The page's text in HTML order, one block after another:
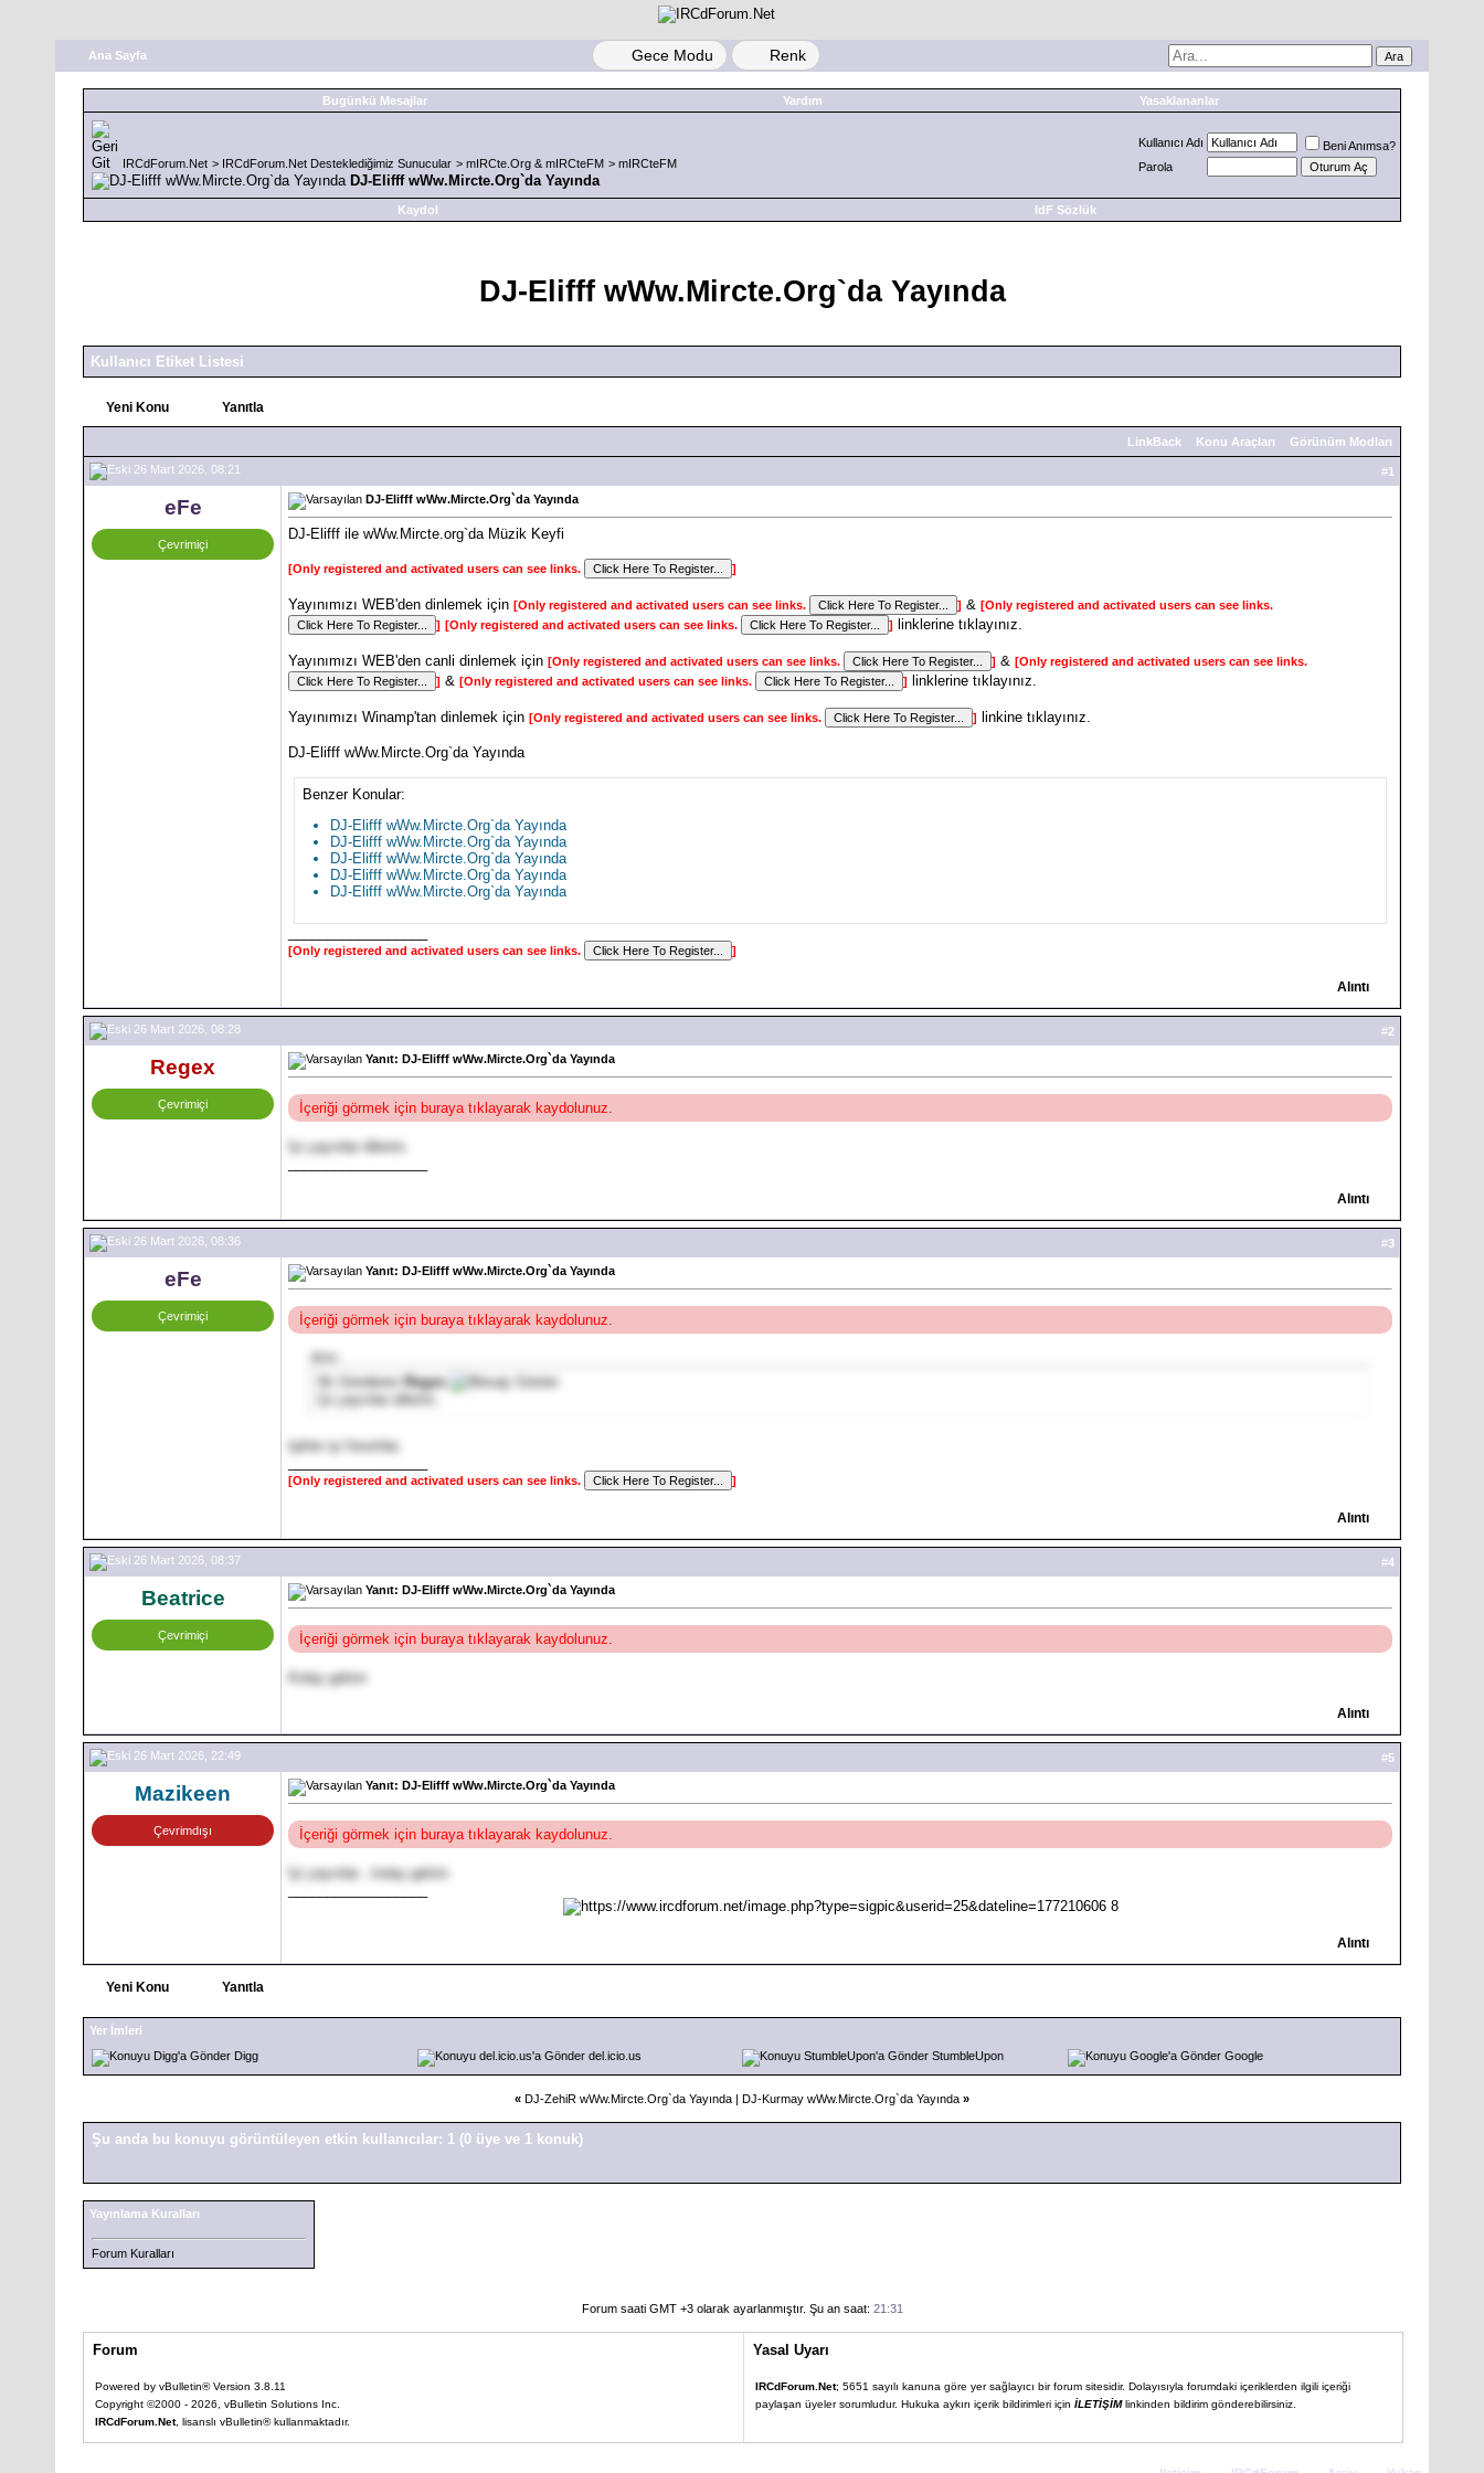
Ana Sayfa Gece Modu Renk
Bugünkü Mesajlar Yardım Yasaklananlar
IRCdForum.Net > IRCdForum.Net Desteklediğimiz Sunucular > mIRCte.Org & mIRCteFM > mIRCteFM
DJ-Elifff wWw.Mircte.Org`da Yayında
Kullanıcı Adı
Beni Anımsa?
Parola
Kaydol IdF Sözlük
DJ-Elifff wWw.Mircte.Org`da Yayında
Kullanıcı Etiket Listesi
Yeni Konu Yanıtla
LinkBack Konu Araçları Görünüm Modları
26 Mart 2026, 08:21 #1
eFe
Çevrimiçi
DJ-Elifff wWw.Mircte.Org`da Yayında
DJ-Elifff ile wWw.Mircte.org`da Müzik Keyfi
[Only registered and activated users can see links. ]
Yayınımızı WEB'den dinlemek için [Only registered and activated users can see links. ] & [Only registered and activated users can see links.
] [Only registered and activated users can see links. ] linklerine tıklayınız.
Yayınımızı WEB'den canli dinlemek için [Only registered and activated users can see links. ] & [Only registered and activated users can see links.
] & [Only registered and activated users can see links. ] linklerine tıklayınız.
Yayınımızı Winamp'tan dinlemek için [Only registered and activated users can see links. ] linkine tıklayınız.
DJ-Elifff wWw.Mircte.Org`da Yayında
Benzer Konular:
DJ-Elifff wWw.Mircte.Org`da Yayında
DJ-Elifff wWw.Mircte.Org`da Yayında
DJ-Elifff wWw.Mircte.Org`da Yayında
DJ-Elifff wWw.Mircte.Org`da Yayında
DJ-Elifff wWw.Mircte.Org`da Yayında
[Only registered and activated users can see links. ]
Alıntı
26 Mart 2026, 08:28 #2
Regex
Çevrimiçi
Yanıt: DJ-Elifff wWw.Mircte.Org`da Yayında
İçeriği görmek için buraya tıklayarak kaydolunuz.
İyi yayınlar dilerim.
Alıntı
26 Mart 2026, 08:36 #3
eFe
Çevrimiçi
Yanıt: DJ-Elifff wWw.Mircte.Org`da Yayında
İçeriği görmek için buraya tıklayarak kaydolunuz.
İlk Gönderen
Regex
İyi yayınlar dilerim.
tşkler iyi forumlar.
[Only registered and activated users can see links. ]
Alıntı
26 Mart 2026, 08:37 #4
Beatrice
Çevrimiçi
Yanıt: DJ-Elifff wWw.Mircte.Org`da Yayında
İçeriği görmek için buraya tıklayarak kaydolunuz.
Kolay gelsin
Alıntı
26 Mart 2026, 22:49 #5
Mazikeen
Çevrimdışı
Yanıt: DJ-Elifff wWw.Mircte.Org`da Yayında
İçeriği görmek için buraya tıklayarak kaydolunuz.
İyi yayınlar , kolay gelsin
Alıntı
Yeni Konu Yanıtla
Yer İmleri
Digg
del.icio.us StumbleUpon Google
« DJ-ZehiR wWw.Mircte.Org`da Yayında | DJ-Kurmay wWw.Mircte.Org`da Yayında »
Şu anda bu konuyu görüntüleyen etkin kullanıcılar: 1 (0 üye ve 1 konuk)
Yayınlama Kuralları
Forum Kuralları
Forum saati GMT +3 olarak ayarlanmıştır. Şu an saat: 21:31
Forum
Powered by vBulletin® Version 3.8.11
Copyright ©2000 - 2026, vBulletin Solutions Inc.
IRCdForum.Net, lisanslı vBulletin® kullanmaktadır.
Yasal Uyarı
IRCdForum.Net; 5651 sayılı kanuna göre yer sağlayıcı bir forum sitesidir. Dolayısıyla forumdaki içeriklerden ilgili içeriği
paylaşan üyeler sorumludur. Hukuka aykırı içerik bildirimleri için İLETİŞİMlinkinden bildirim gönderebilirsiniz.